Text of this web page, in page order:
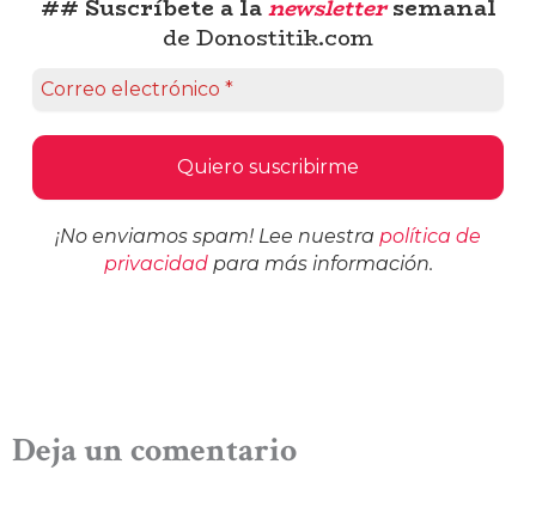
## Suscríbete a lanewslettersemanal
de Donostitik.com
¡No enviamos spam! Lee nuestra política de
privacidadpara más información.
Deja un comentario